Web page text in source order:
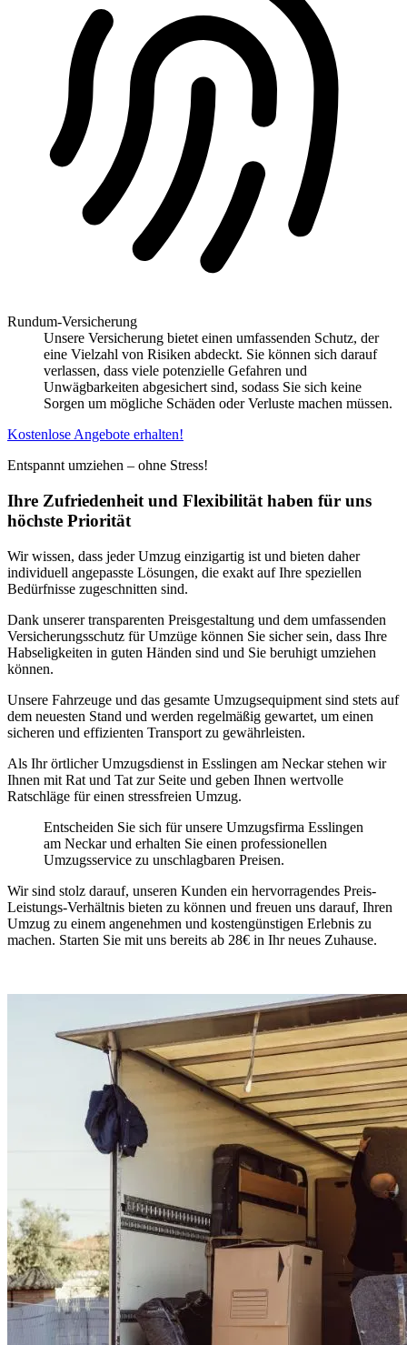
Rundum-Versicherung
Unsere Versicherung bietet einen umfassenden Schutz, der
eine Vielzahl von Risiken abdeckt. Sie können sich darauf
verlassen, dass viele potenzielle Gefahren und
Unwägbarkeiten abgesichert sind, sodass Sie sich keine
Sorgen um mögliche Schäden oder Verluste machen müssen.
Kostenlose Angebote erhalten!
Entspannt umziehen – ohne Stress!
Ihre Zufriedenheit und Flexibilität haben für uns
höchste Priorität
Wir wissen, dass jeder Umzug einzigartig ist und bieten daher
individuell angepasste Lösungen, die exakt auf Ihre speziellen
Bedürfnisse zugeschnitten sind.
Dank unserer transparenten Preisgestaltung und dem umfassenden
Versicherungsschutz für Umzüge können Sie sicher sein, dass Ihre
Habseligkeiten in guten Händen sind und Sie beruhigt umziehen
können.
Unsere Fahrzeuge und das gesamte Umzugsequipment sind stets auf
dem neuesten Stand und werden regelmäßig gewartet, um einen
sicheren und effizienten Transport zu gewährleisten.
Als Ihr örtlicher Umzugsdienst in Esslingen am Neckar stehen wir
Ihnen mit Rat und Tat zur Seite und geben Ihnen wertvolle
Ratschläge für einen stressfreien Umzug.
Entscheiden Sie sich für unsere Umzugsfirma Esslingen
am Neckar und erhalten Sie einen professionellen
Umzugsservice zu unschlagbaren Preisen.
Wir sind stolz darauf, unseren Kunden ein hervorragendes Preis-
Leistungs-Verhältnis bieten zu können und freuen uns darauf, Ihren
Umzug zu einem angenehmen und kostengünstigen Erlebnis zu
machen. Starten Sie mit uns bereits ab 28€ in Ihr neues Zuhause.